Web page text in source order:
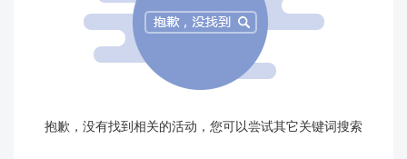
抱歉，没有找到相关的活动，您可以尝试其它关键词搜索